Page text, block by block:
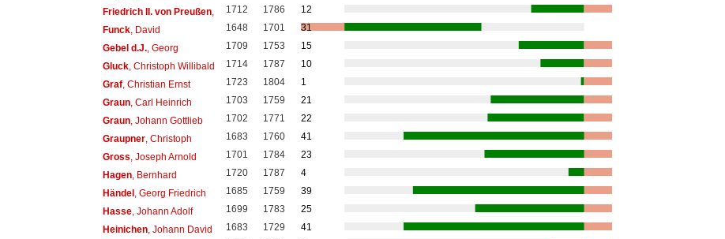
Friedrich II. von Preußen, 1712 1786
12
Funck, David 1648 1701
31
Gebel d.J., Georg 1709 1753
15
Gluck, Christoph Willibald 1714 1787
10
Graf, Christian Ernst 1723 1804
1
Graun, Carl Heinrich 1703 1759
21
Graun, Johann Gottlieb 1702 1771
22
Graupner, Christoph 1683 1760
41
Gross , Joseph Arnold 1701 1784
23
Hagen, Bernhard 1720 1787
4
Händel, Georg Friedrich 1685 1759
39
Hasse, Johann Adolf 1699 1783
25
Heinichen, Johann David 1683 1729
41